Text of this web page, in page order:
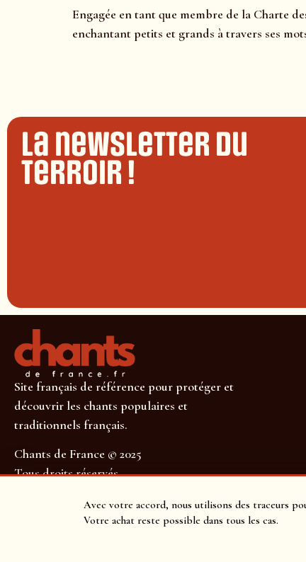
Avec votre accord, nous utilisons des traceurs
Votre achat reste possible dans tous les cas.
Engagée en tant que membre de la Charte
enchantant petits et grands à travers ses
La newsletter du
terroir !
Site français de référence pour protéger et
découvrir les chants populaires et
traditionnels français.
Chants de France © 2025
Tous droits réservés
SUIVEZ-NOUS POUR NE RIEN MANQUER !